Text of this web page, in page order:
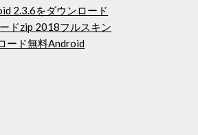
2.3.6をダウンロード
ドzip 2018フルスキン
ード無料Android